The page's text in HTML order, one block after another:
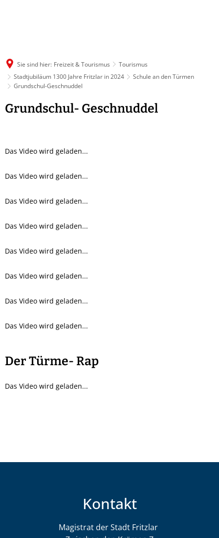
Sie sind hier: Freizeit & Tourismus
Tourismus
Stadtjubiläum 1300 Jahre Fritzlar in 2024
Schule an den Türmen
Grundschul-Geschnuddel
Grundschul-
Grundschul- Geschnuddel
Das Video wird geladen...
Das Video wird geladen...
Das Video wird geladen...
Das Video wird geladen...
Das Video wird geladen...
Das Video wird geladen...
Das Video wird geladen...
Das Video wird geladen...
Der Türme- Rap
Das Video wird geladen...
Kontakt
Magistrat der Stadt Fritzlar